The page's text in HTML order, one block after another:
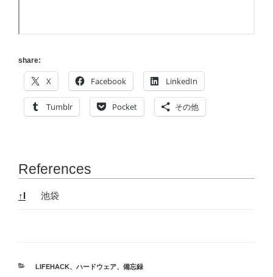
share:
X Facebook LinkedIn
Tumblr Pocket その他
References
References
↑I 池袋
カ
LIFEHACK、 ハードウェア、 備忘録